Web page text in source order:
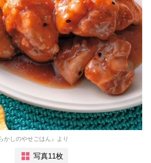
かしのやせごはん』より
写真11枚